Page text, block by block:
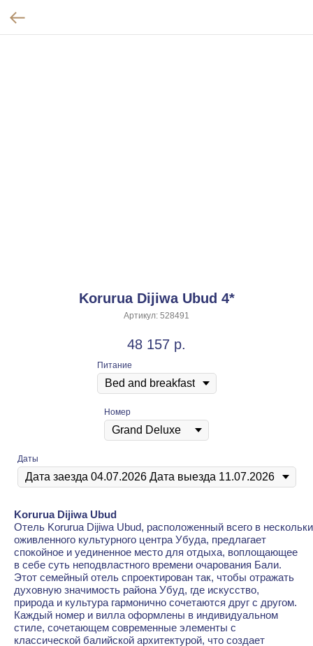
Korurua Dijiwa Ubud 4*
Артикул: 528491
48 157 р.
Питание
Номер
Даты
Korurua Dijiwa Ubud
Отель Korurua Dijiwa Ubud, расположенный всего в
оживленного культурного центра Убуда, предлагает
спокойное и уединенное место для отдыха, воплощающее
в себе суть неподвластного времени очарования Бали.
Этот семейный отель спроектирован так, чтобы отражать
духовную значимость района Убуд, где искусство,
природа и культура гармонично сочетаются друг с другом.
Каждый номер и вилла оформлены в индивидуальном
стиле, сочетающем современные элементы с
классической балийской архитектурой, что создает